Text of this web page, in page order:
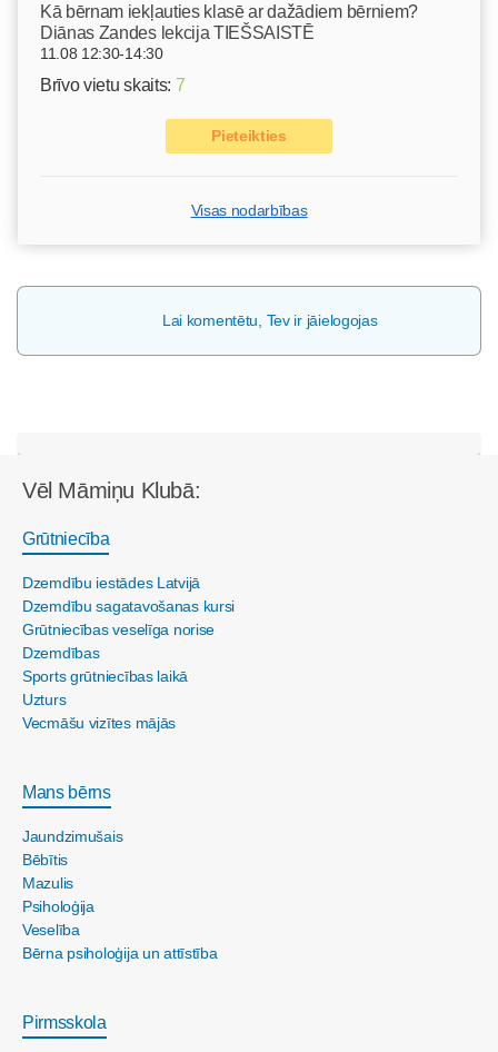
Kā bērnam iekļauties klasē ar dažādiem bērniem?
Diānas Zandes lekcija TIEŠSAISTĒ
11.08 12:30-14:30
Brīvo vietu skaits: 7
Pieteikties
Visas nodarbības
Lai komentētu, Tev ir jāielogojas
Vēl Māmiņu Klubā:
Grūtniecība
Dzemdību iestādes Latvijā
Dzemdību sagatavošanas kursi
Grūtniecības veselīga norise
Dzemdības
Sports grūtniecības laikā
Uzturs
Vecmāšu vizītes mājās
Mans bērns
Jaundzimušais
Bēbītis
Mazulis
Psiholoģija
Veselība
Bērna psiholoģija un attīstība
Pirmsskola